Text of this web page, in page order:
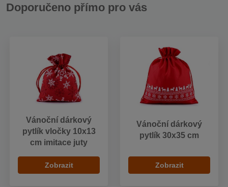
Doporučeno přímo pro vás
Vánoční dárkový
pytlík vločky 10x13
cm imitace juty
Zobrazit
Vánoční dárkový
pytlík 30x35 cm
Zobrazit